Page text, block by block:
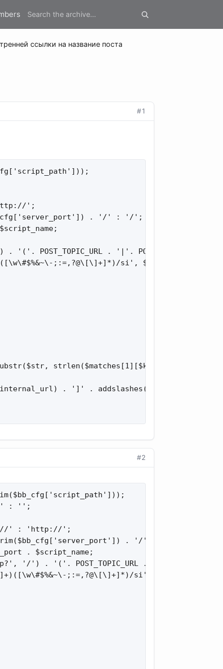
ссылки на название поста
#1
';
. '/' : '/';
POST_TOPIC_URL . '|'. POST_POST_URL .
;:=,?@\[\]+]*)/si', $message,
strlen($matches[1][$k])));
. ']' . addslashes($topic_title)
#2
: '';
' : 'http://';
. '/' : '/';
. $script_name;
'/') . '('. POST_TOPIC_URL . '|'.
;:=,?@\[\]+]*)/si', $message,